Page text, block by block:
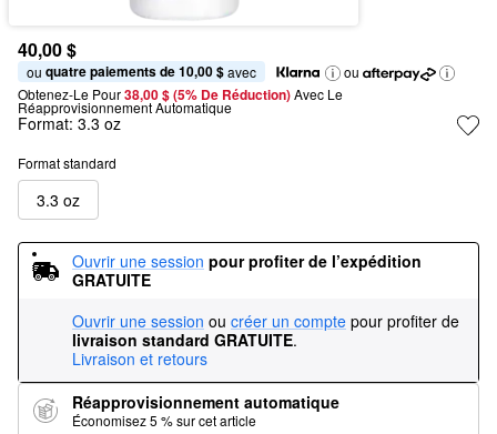
40,00 $
ou quatre paiements de 10,00 $ avec
ou
Obtenez-Le Pour38,00 $ (5% De Réduction) Avec Le
Réapprovisionnement Automatique
Format: 3.3 oz
Format standard
3.3 oz
Ouvrir une session pour profiter de l’expédition
GRATUITE
Ouvrir une session ou créer un compte pour profiter de
livraison standard GRATUITE.
Livraison et retours
Réapprovisionnement automatique
Économisez 5 % sur cet article